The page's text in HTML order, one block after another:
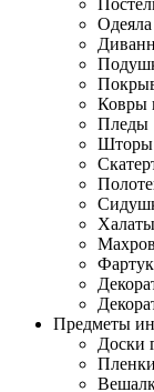
Одеяла
Ковры
Пледы
Шторы
Предметы
Доски